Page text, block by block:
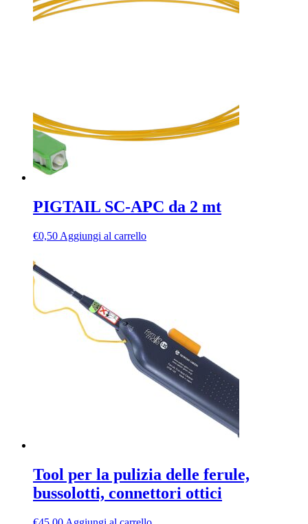
PIGTAIL SC-APC da 2 mt
€0,50 Aggiungi al carrello
Tool per la pulizia delle ferule,
bussolotti, connettori ottici